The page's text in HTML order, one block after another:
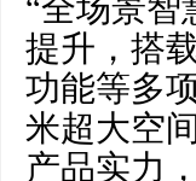
“全场景智
提升，搭
功能等多
米超大空
产品实力